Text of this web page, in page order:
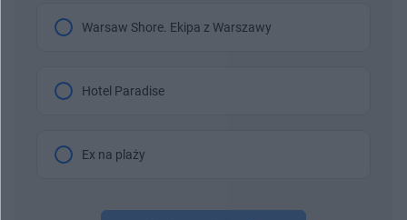
Warsaw Shore. Ekipa z Warszawy
Hotel Paradise
Ex na plaży